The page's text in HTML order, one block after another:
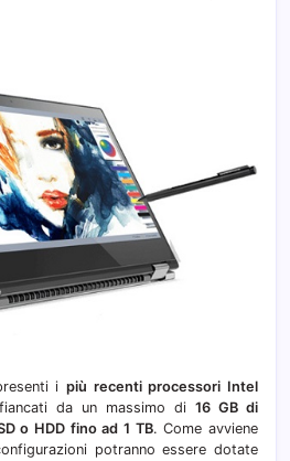
i più recenti processori Intel
da un massimo di 16 GB di
o HDD fino ad 1 TB. Come avviene
potranno essere dotate